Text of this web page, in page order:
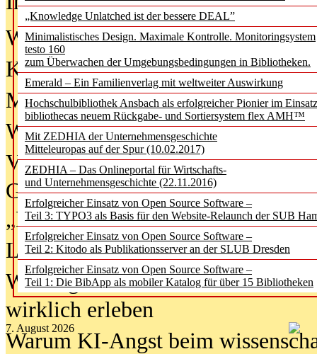
„Knowledge Unlatched ist der bessere DEAL”
Minimalistisches Design. Maximale Kontrolle. Monitoringsystem
testo 160
zum Überwachen der Umgebungsbedingungen in Bibliotheken.
Emerald – Ein Familienverlag mit weltweiter Auswirkung
Hochschulbibliothek Ansbach als erfolgreicher Pionier im
bibliothecas neuem Rückgabe- und Sortiersystem flex AMH™
Mit ZEDHIA der Unternehmensgeschichte
Mitteleuropas auf der Spur (10.02.2017)
ZEDHIA – Das Onlineportal für Wirtschafts-
und Unternehmensgeschichte (22.11.2016)
Erfolgreicher Einsatz von Open Source Software –
Teil 3: TYPO3 als Basis für den Website-Relaunch der SUB
Erfolgreicher Einsatz von Open Source Software –
Teil 2: Kitodo als Publikationsserver an der SLUB Dresden
Erfolgreicher Einsatz von Open Source Software –
Teil 1: Die BibApp als mobiler Katalog für über 15 Bibliotheken
7. August 2026
Was Hochschul­bibliotheken von
Kinder in der digitalen Welt
Metadaten als Infrastruktur
Wenn Bots katalogisieren
Von Abschlusskleidern bis
Geisterjagd-Ausrüstung in der
„Library of Things“ unterwegs
Lesen als Infrastrukturaufgabe
Wie Jugendliche Social Media
wirklich erleben
Warum KI-Angst beim